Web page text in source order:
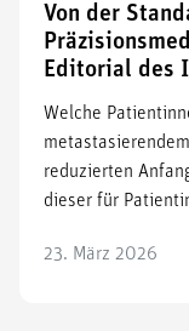
Von der
Editorial des
Welche
reduzierten
dieser für
23. März 2026